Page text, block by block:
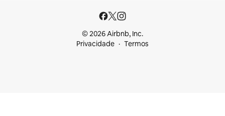
© 2026 Airbnb, Inc.
Privacidade
Termos